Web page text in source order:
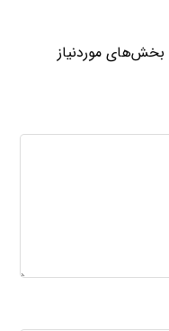
بخش‌های موردنیاز